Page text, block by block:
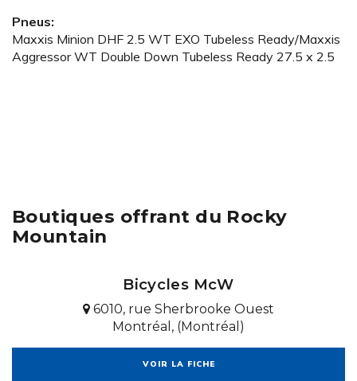
Pneus:
Maxxis Minion DHF 2.5 WT EXO Tubeless Ready/Maxxis
Aggressor WT Double Down Tubeless Ready 27.5 x 2.5
Boutiques offrant du Rocky
Mountain
Bicycles McW
6010, rue Sherbrooke Ouest
Montréal, (Montréal)
VOIR LA FICHE